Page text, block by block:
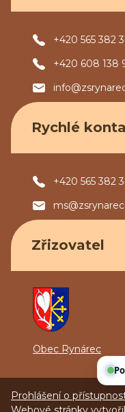
+420 565 382
+420 608 138
Rychlé
+420 565 382
Zřizovatel
Obec Rynárec
Prohlášení o